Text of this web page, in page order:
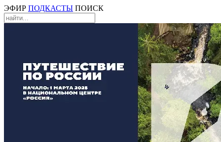
ЭФИР ПОДКАСТЫ ПОИСК